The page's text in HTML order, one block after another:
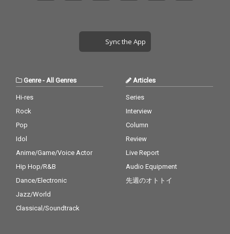
Sync the App
Genre-All Genres
Hi-res
Rock
Pop
Idol
Anime/Game/Voice Actor
Hip Hop/R&B
Dance/Electronic
Jazz/World
Classical/Soundtrack
Articles
Series
Interview
Column
Review
Live Report
Audio Equipment
先週のオトトイ